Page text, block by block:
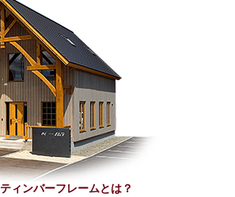
ティンバーフレームとは？